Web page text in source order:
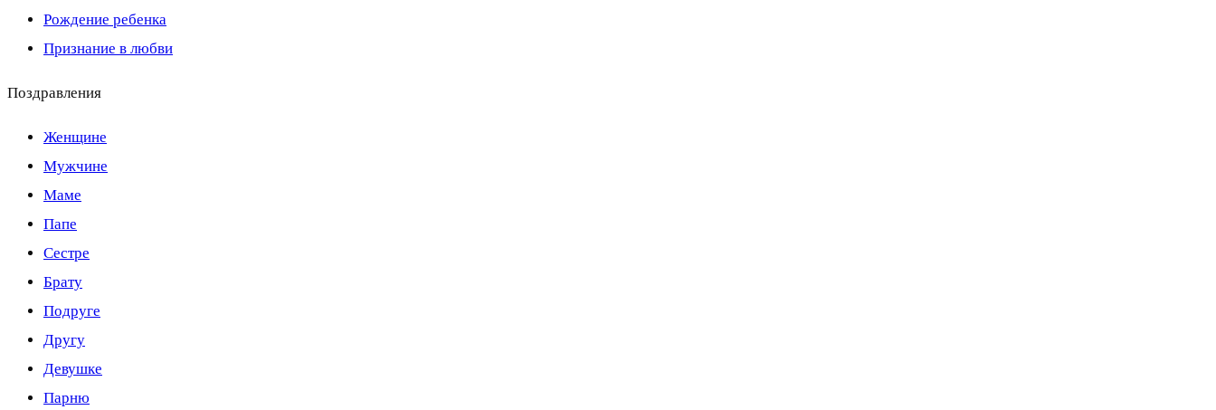
Рождение ребенка
Признание в любви
Поздравления
Женщине
Мужчине
Маме
Папе
Сестре
Брату
Подруге
Другу
Девушке
Парню